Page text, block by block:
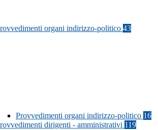
organi indirizzo-politico 43
Provvedimenti organi indirizzo-politico 16
dirigenti - amministrativi 119